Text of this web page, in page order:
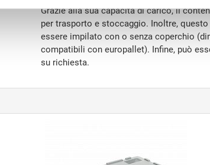
Grazie alla sua capacità di carico, il
per trasporto e stoccaggio. Inoltre,
essere impilato con o senza coperchio
compatibili con europallet). Infine, può
su richiesta.